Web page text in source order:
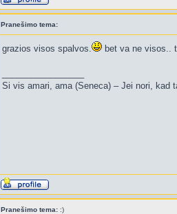
Pranešimo tema:
grazios visos spalvos. bet va ne visos..
Si vis amari, ama (Seneca) – Jei nori, kad
Pranešimo tema: :)